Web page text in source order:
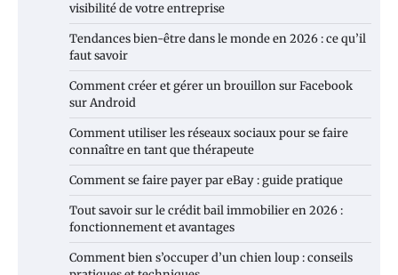
visibilité de votre entreprise
Tendances bien-être dans le monde en 2026 : ce qu’il
faut savoir
Comment créer et gérer un brouillon sur Facebook
sur Android
Comment utiliser les réseaux sociaux pour se faire
connaître en tant que thérapeute
Comment se faire payer par eBay : guide pratique
Tout savoir sur le crédit bail immobilier en 2026 :
fonctionnement et avantages
Comment bien s’occuper d’un chien loup : conseils